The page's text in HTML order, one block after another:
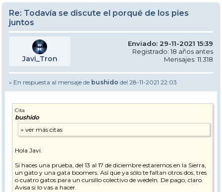
Re: Todavía se discute el porqué de los pies
juntos
Javi_Tron
Enviado: 29-11-2021 15:39
Registrado: 18 años antes
Mensajes: 11.318
» En respuesta al mensaje de bushido del 28-11-2021 22:03
Cita
bushido
Hola Javi.
Si haces una prueba, del 13 al 17 de diciembre estaremos en la Sierra,
un gato y una gata boomers. Así que ya sólo te faltan otros dos, tres
o cuatro gatos para un cursillo colectivo de wedeln. De pago, claro.
Avisa si lo vas a hacer.